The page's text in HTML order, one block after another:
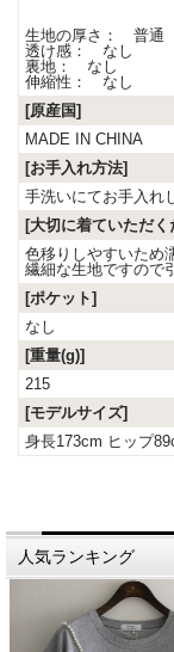
生地の厚さ： 普通
透け感： なし
裏地： なし
伸縮性： なし
[原産国]
MADE IN CHINA
[お手入れ方法]
手洗いにてお手入れ
[大切に着ていただく
色移りしやすいため
繊細な生地ですので
[ポケット]
なし
[重量(g)]
215
[モデルサイズ]
身長173cm ヒップ
人気ランキング